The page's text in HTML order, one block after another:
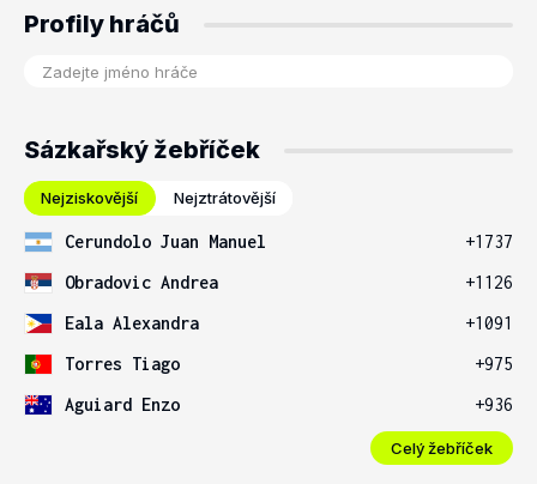
Profily hráčů
Sázkařský žebříček
Nejziskovější Nejztrátovější
Cerundolo Juan Manuel
+1737
Obradovic Andrea
+1126
Eala Alexandra
+1091
Torres Tiago
+975
Aguiard Enzo
+936
Celý žebříček